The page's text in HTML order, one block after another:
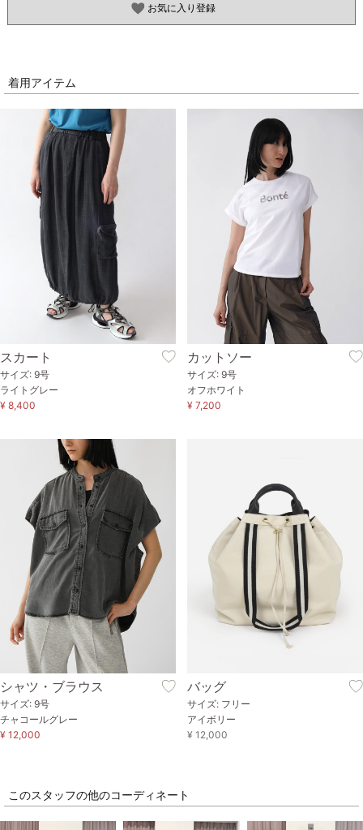
お気に入り登録
着用アイテム
スカート
サイズ: 9号
ライトグレー
¥ 8,400
カットソー
サイズ: 9号
オフホワイト
¥ 7,200
シャツ・ブラウス
サイズ: 9号
チャコールグレー
¥ 12,000
バッグ
サイズ: フリー
アイボリー
¥ 12,000
このスタッフの他のコーディネート